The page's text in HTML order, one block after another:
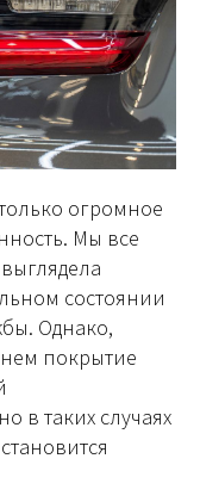
огромное
Мы все
состоянии
Однако,
покрытие
в таких случаях